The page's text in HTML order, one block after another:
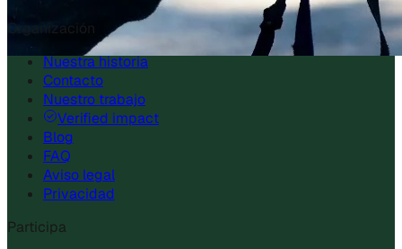
Organización
Nuestra historia
Contacto
Nuestro trabajo
Verified impact
Blog
FAQ
Aviso legal
Privacidad
Participa